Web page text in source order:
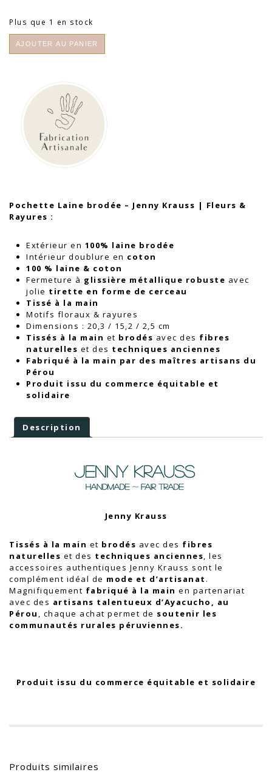
Plus que 1 en stock
quantité
Jenny
Krauss
Fleurs
Rayures
AJOUTER AU PANIER
Pochette Laine brodée – Jenny Krauss | Fleurs &
Rayures :
Extérieur en 100% laine brodée
Intérieur doublure en coton
100 % laine & coton
Fermeture à glissière métallique robuste avec
jolie tirette en forme de cerceau
Tissé à la main
Motifs floraux & rayures
Dimensions : 20,3 / 15,2 / 2,5 cm
Tissés à la main et brodés avec des fibres
naturelles et des techniques anciennes
Fabriqué à la main par des maîtres artisans du
Pérou
Produit issu du commerce équitable et
solidaire
Description
Jenny Krauss
Tissés à la main et brodés avec des fibres
naturelles et des techniques anciennes, les
accessoires authentiques Jenny Krauss sont le
complément idéal de mode et d’artisanat .
Magnifiquement fabriqué à la main en partenariat
avec des artisans talentueux d’Ayacucho, au
Pérou , chaque achat permet de soutenir les
communautés rurales péruviennes.
Produit issu du commerce équitable et solidaire
Produits similaires